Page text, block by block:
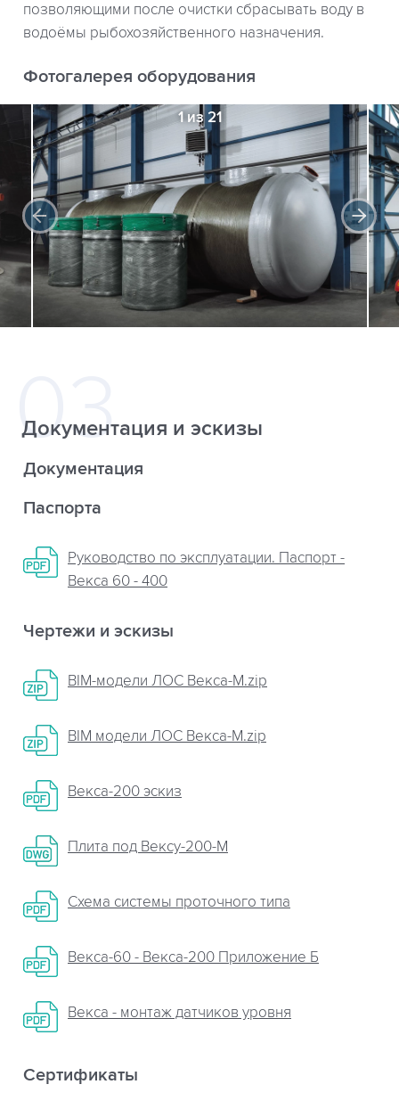
позволяющими после очистки сбрасывать воду в
водоёмы рыбохозяйственного назначения.
Фотогалерея оборудования
1 из 21
Документация и эскизы
Документация
Паспорта
Руководство по эксплуатации. Паспорт -
Векса 60 - 400
Чертежи и эскизы
BIM-модели ЛОС Векса-М.zip
BIM модели ЛОС Векса-М.zip
Векса-200 эскиз
Плита пoд Вексу-200-М
Схема системы проточного типа
Векса-60 - Векса-200 Приложение Б
Векса - монтаж датчиков уровня
Сертификаты